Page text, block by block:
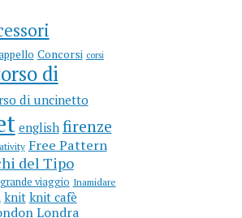
Concorsi corsi
di
di uncinetto
english firenze
Free Pattern
del Tipo
viaggio Inamidare
knit knit cafè
Londra